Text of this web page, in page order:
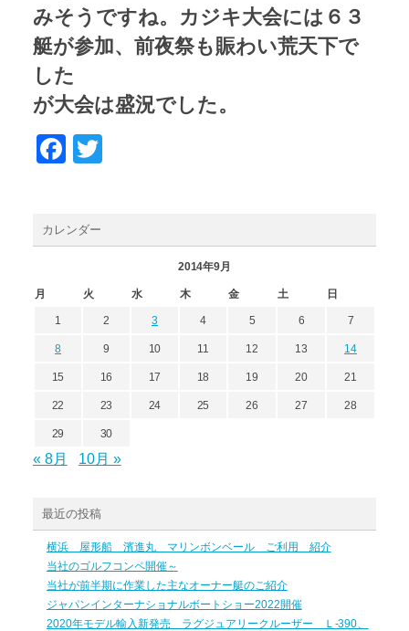
みそうですね。カジキ大会には６３
艇が参加、前夜祭も賑わい荒天下で
した
が大会は盛況でした。
Facebook
カレンダー
2014年9月
月 火 水 木 金 土 日
1 2 3 4 5 6 7
8 9 10 11 12 13 14
15 16 17 18 19 20 21
22 23 24 25 26 27 28
29 30
« 8月 10月 »
最近の投稿
横浜 屋形船 濱進丸 マリンボンベール ご利用 紹介
当社のゴルフコンペ開催～
当社が前半期に作業した主なオーナー艇のご紹介
ジャパンインターナショナルボートショー2022開催
2020年モデル輸入新発売 ラグジュアリークルーザー Ｌ-390、